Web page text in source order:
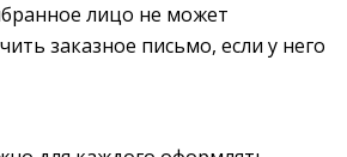
лицо не может
заказное письмо, если у него